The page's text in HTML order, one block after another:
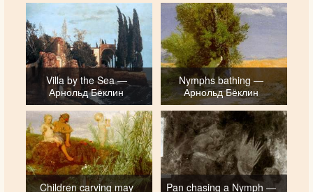
Villa by the Sea —
Арнольд Бёклин
Nymphs bathing —
Арнольд Бёклин
Children carving may
Pan chasing a Nymph —